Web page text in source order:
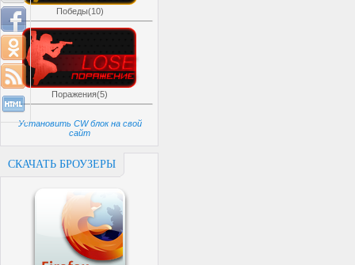
Победы(10)
Поражения(5)
Установить CW блок на свой
сайт
СКАЧАТЬ БРОУЗЕРЫ